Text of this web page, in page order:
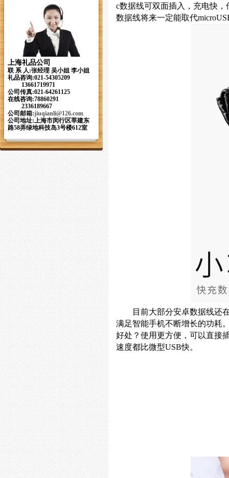
上海礼品公司
联 系 人:张经理 吴小姐 李小姐
礼品咨询:021-54305209
13661719971
公司传真:021-64261125
在线咨询:78860291
2336189667
公司邮箱:jiuqianli@126.com
公司地址:上海市闵行区莘建东
路58弄绿地科技岛3号楼612室
c数据线可双面插入，充电快
数据线将来一定能取代
目前大部分安卓数据线还
满足智能手机不断增长的功耗
好处？使用更方便，可以直接
速度都比微型USB快。